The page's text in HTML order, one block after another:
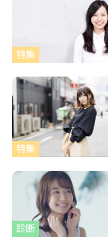
特集
特集
診断